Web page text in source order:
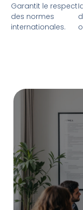
Garantit le respect
des normes
internationales.